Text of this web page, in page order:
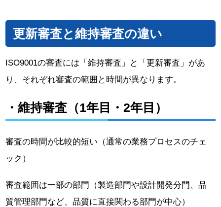
更新審査と維持審査の違い
ISO9001の審査には「維持審査」と「更新審査」があ
り、それぞれ審査の範囲と時間が異なります。
・維持審査（1年目・2年目）
審査の時間が比較的短い（通常の業務プロセスのチェ
ック）
審査範囲は一部の部門（製造部門や設計開発分門、品
質管理部門など、品質に直接関わる部門が中心）